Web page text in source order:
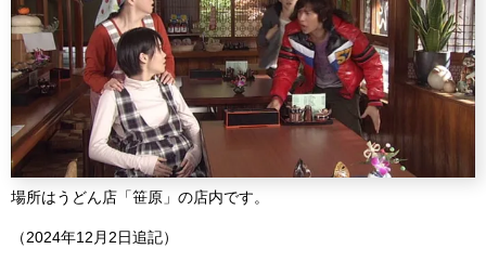
場所はうどん店「笹原」の店内です。
（2024年12月2日追記）